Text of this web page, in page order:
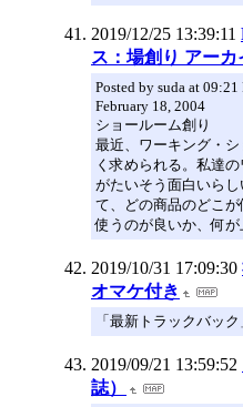
2019/12/25 13:39:11
ス：場創り アーカ
Posted by suda at
February 18, 2004
ショールーム創り
最近、ワーキング・
く求められる。私達
がたいそう面白いら
て、どの商品のどこ
使うのが良いか、何
2019/10/31 17:09:30
オマケ付き
「最新トラックバッ
2019/09/21 13:59:52
誌）